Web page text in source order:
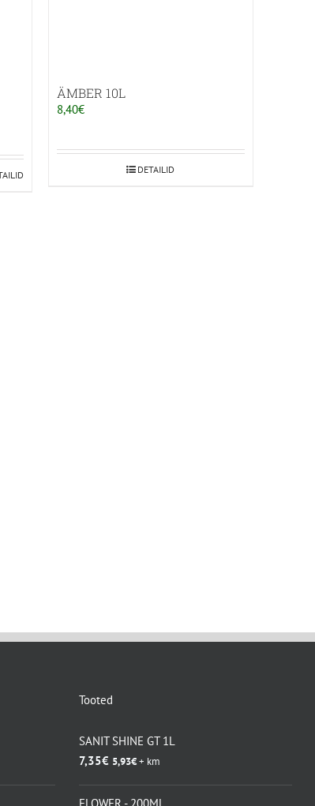
ÄMBER 10L
8,40€
DETAILID
Tooted
SANIT SHINE GT 1L
7,35€ 5,93€+ km
FLOWER - 200ML